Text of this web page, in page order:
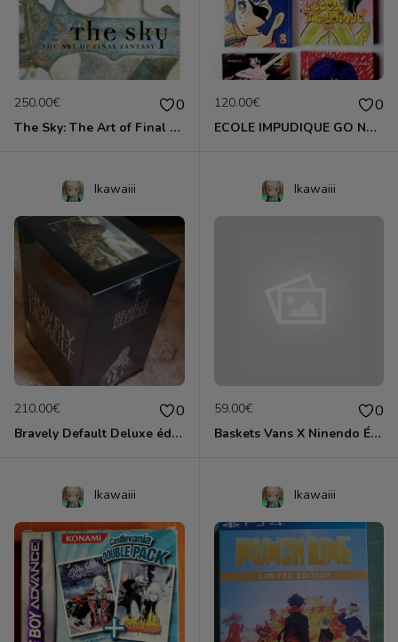
250.00€ 0
The Sky: The Art of Final Fantasy Slipcased Edition by Yoshitaka Amano
120.00€ 0
ECOLE IMPUDIQUE GO NAGAI INTEGRALE 6 TOMES
Ikawaiii
210.00€ 0
Bravely Default Deluxe édition Collector neuf emballé Nintendo 3DS
Ikawaiii
59.00€ 0
Baskets Vans X Ninendo Édition limitées 2015 Neuves
Ikawaiii Ikawaiii